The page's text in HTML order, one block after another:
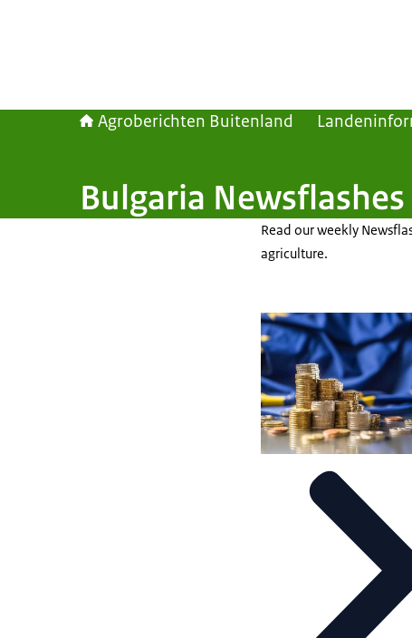
Agroberichten Buitenland
Bulgaria Newsflashes
Read our weekly
agriculture.